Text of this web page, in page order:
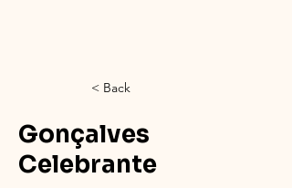
< Back
Gonçalves
Celebrante